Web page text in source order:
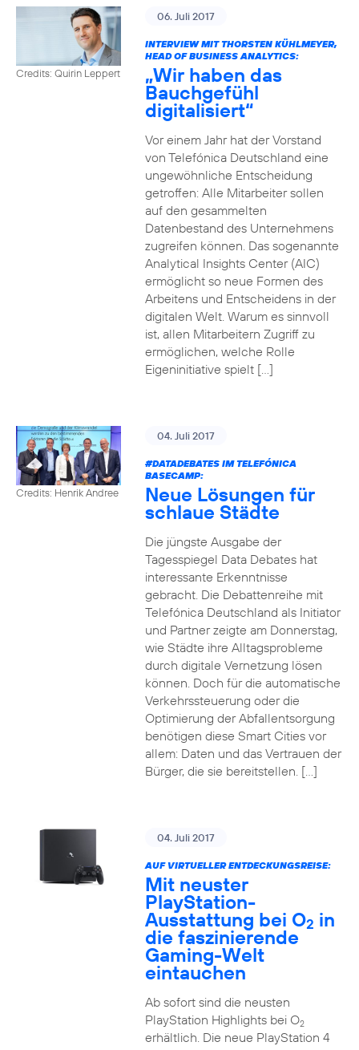
Credits: Quirin Leppert
06. Juli 2017
INTERVIEW MIT THORSTEN KÜHLMEYER,
HEAD OF BUSINESS ANALYTICS:
„Wir haben das
Bauchgefühl
digitalisiert“
Vor einem Jahr hat der Vorstand
von Telefónica Deutschland eine
ungewöhnliche Entscheidung
getroffen: Alle Mitarbeiter sollen
auf den gesammelten
Datenbestand des Unternehmens
zugreifen können. Das sogenannte
Analytical Insights Center (AIC)
ermöglicht so neue Formen des
Arbeitens und Entscheidens in der
digitalen Welt. Warum es sinnvoll
ist, allen Mitarbeitern Zugriff zu
ermöglichen, welche Rolle
Eigeninitiative spielt […]
Credits: Henrik Andree
04. Juli 2017
#DATADEBATESIM TELEFÓNICA
BASECAMP:
Neue Lösungen für
schlaue Städte
Die jüngste Ausgabe der
Tagesspiegel Data Debates hat
interessante Erkenntnisse
gebracht. Die Debattenreihe mit
Telefónica Deutschland als Initiator
und Partner zeigte am Donnerstag,
wie Städte ihre Alltagsprobleme
durch digitale Vernetzung lösen
können. Doch für die automatische
Verkehrssteuerung oder die
Optimierung der Abfallentsorgung
benötigen diese Smart Cities vor
allem: Daten und das Vertrauen der
Bürger, die sie bereitstellen. […]
04. Juli 2017
AUF VIRTUELLER ENTDECKUNGSREISE:
Mit neuster
PlayStation-
Ausstattung bei O2 in
die faszinierende
Gaming-Welt
eintauchen
Ab sofort sind die neusten
PlayStation Highlights bei O2
erhältlich. Die neue PlayStation 4